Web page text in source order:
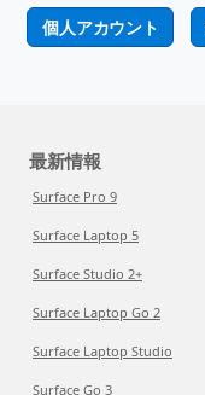
個人アカウント
最新情報
Surface Pro 9
Surface Laptop 5
Surface Studio 2+
Surface Laptop Go 2
Surface Laptop Studio
Surface Go 3